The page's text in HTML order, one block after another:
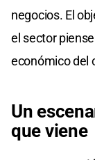
negocios. El
el sector
económico del
Un
que viene